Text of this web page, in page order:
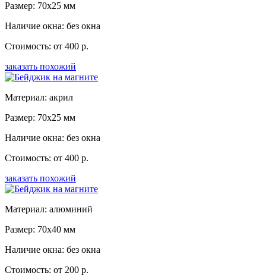
Размер: 70x25 мм
Наличие окна: без окна
Стоимость: от 400 р.
заказать похожий
Материал: акрил
Размер: 70x25 мм
Наличие окна: без окна
Стоимость: от 400 р.
заказать похожий
Материал: алюминий
Размер: 70x40 мм
Наличие окна: без окна
Стоимость: от 200 р.